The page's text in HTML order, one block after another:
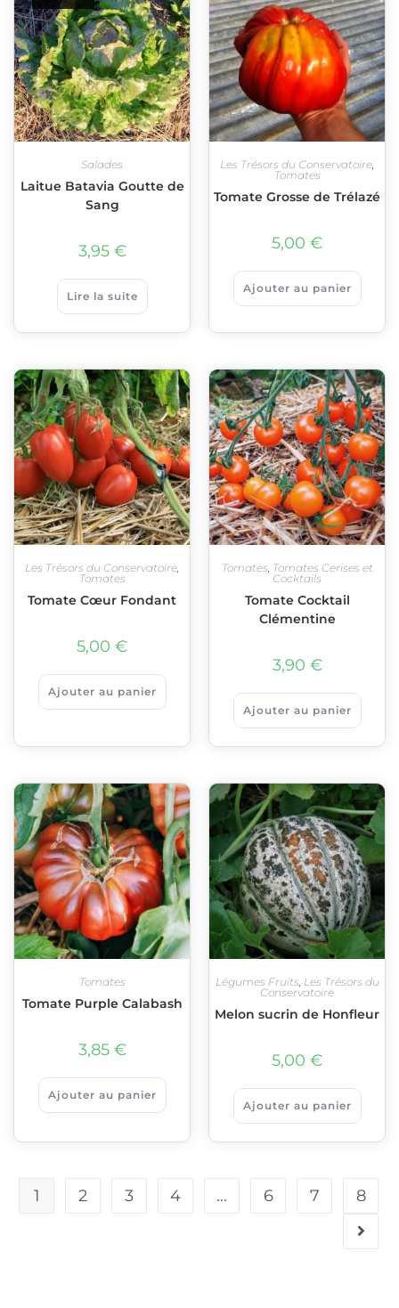
Salades
Laitue Batavia Goutte de
Sang
3,95 €
Lire la suite
Les Trésors du Conservatoire,
Tomates
Tomate Grosse de Trélazé
5,00 €
Ajouter au panier
Les Trésors du Conservatoire,
Tomates
Tomate Cœur Fondant
5,00 €
Ajouter au panier
Tomates, Tomates Cerises et
Cocktails
Tomate Cocktail
Clémentine
3,90 €
Ajouter au panier
Tomates
Tomate Purple Calabash
3,85 €
Ajouter au panier
Légumes Fruits, Les Trésors du
Conservatoire
Melon sucrin de Honfleur
5,00 €
Ajouter au panier
1 2 3 4 … 6 7 8